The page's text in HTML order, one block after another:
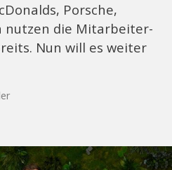
Porsche,
nutzen die Mitarbeiter-
Nun will es weiter